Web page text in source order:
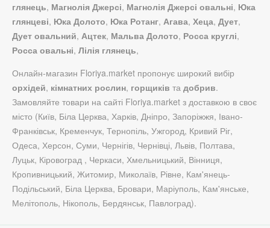
глянець, Магнолія Джерсі, Магнолія Джерсі овальні, Юка
глянцеві, Юка Долото, Юка Ротанг, Агава, Хеца, Дует,
Дует овальний, Ацтек, Мальва Долото, Росса круглі,
Росса овальні, Лілія глянець,
Онлайн-магазин Floriya.market пропонує широкий вибір
орхідей, кімнатних рослин, горщиків та добрив.
Замовляйте товари на сайті Floriya.market з доставкою в своє
місто (Київ, Біла Церква, Харків, Дніпро, Запоріжжя, Івано-
Франківськ, Кременчук, Тернопіль, Ужгород, Кривий Ріг,
Одеса, Херсон, Суми, Чернігів, Чернівці, Львів, Полтава,
Луцьк, Кіровоград , Черкаси, Хмельницький, Вінниця,
Кропивницький, Житомир, Миколаїв, Рівне, Кам'янець-
Подільський, Біла Церква, Бровари, Маріуполь, Кам'янське,
Мелітополь, Нікополь, Бердянськ, Павлоград).